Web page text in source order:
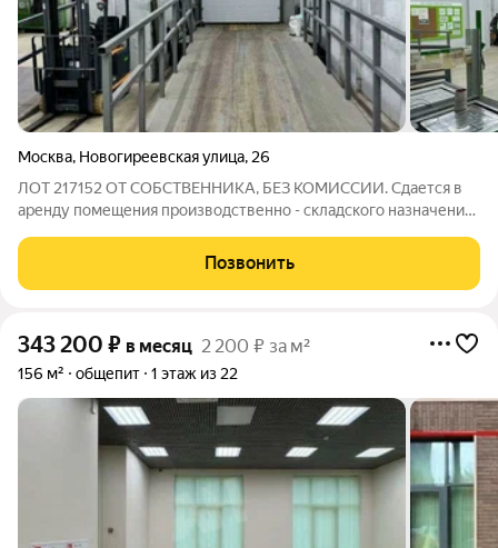
Москва, Новогиреевская улица, 26
ЛОТ 217152 ОТ СОБСТВЕННИКА, БЕЗ КОМИССИИ. Сдается в
аренду помещения производственно - складского назначения,
933 м2, расположенное по адресу: г, Москва, ул.
Новогиреевская, 26 (ВАО, район
Позвонить
343 200 ₽ в месяц 2 200 ₽ за м²
156 м² общепит 1 этаж из 22